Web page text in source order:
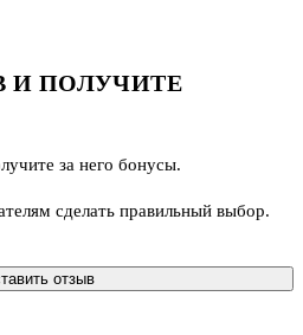
И ПОЛУЧИТЕ
за него бонусы.
сделать правильный выбор.
отзыв